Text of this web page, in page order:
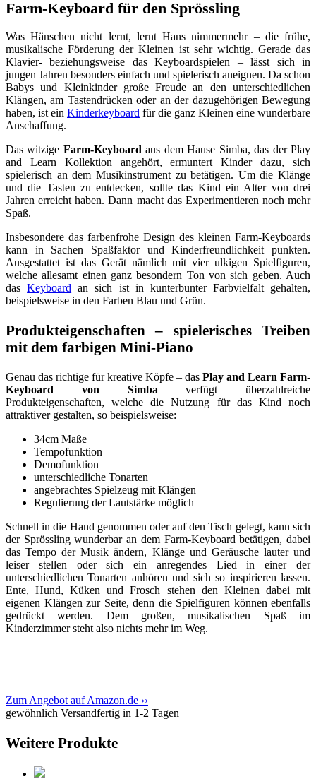
Farm-Keyboard für den Sprössling
Was Hänschen nicht lernt, lernt Hans nimmermehr – die frühe,
musikalische Förderung der Kleinen ist sehr wichtig. Gerade das
Klavier- beziehungsweise das Keyboardspielen – lässt sich in
jungen Jahren besonders einfach und spielerisch aneignen. Da schon
Babys und Kleinkinder große Freude an den unterschiedlichen
Klängen, am Tastendrücken oder an der dazugehörigen Bewegung
haben, ist ein Kinderkeyboard für die ganz Kleinen eine wunderbare
Anschaffung.
Das witzige Farm-Keyboard aus dem Hause Simba, das der Play
and Learn Kollektion angehört, ermuntert Kinder dazu, sich
spielerisch an dem Musikinstrument zu betätigen. Um die Klänge
und die Tasten zu entdecken, sollte das Kind ein Alter von drei
Jahren erreicht haben. Dann macht das Experimentieren noch mehr
Spaß.
Insbesondere das farbenfrohe Design des kleinen Farm-Keyboards
kann in Sachen Spaßfaktor und Kinderfreundlichkeit punkten.
Ausgestattet ist das Gerät nämlich mit vier ulkigen Spielfiguren,
welche allesamt einen ganz besondern Ton von sich geben. Auch
dasKeyboard an sich ist in kunterbunter Farbvielfalt gehalten,
beispielsweise in den Farben Blau und Grün.
Produkteigenschaften – spielerisches Treiben
mit dem farbigen Mini-Piano
Genau das richtige für kreative Köpfe – das Play and Learn Farm-
Keyboard von Simba verfügt überzahlreiche
Produkteigenschaften, welche die Nutzung für das Kind noch
attraktiver gestalten, so beispielsweise:
34cm Maße
Tempofunktion
Demofunktion
unterschiedliche Tonarten
angebrachtes Spielzeug mit Klängen
Regulierung der Lautstärke möglich
Schnell in die Hand genommen oder auf den Tisch gelegt, kann sich
der Sprössling wunderbar an dem Farm-Keyboard betätigen, dabei
das Tempo der Musik ändern, Klänge und Geräusche lauter und
leiser stellen oder sich ein anregendes Lied in einer der
unterschiedlichen Tonarten anhören und sich so inspirieren lassen.
Ente, Hund, Küken und Frosch stehen den Kleinen dabei mit
eigenen Klängen zur Seite, denn die Spielfiguren können ebenfalls
gedrückt werden. Dem großen, musikalischen Spaß im
Kinderzimmer steht also nichts mehr im Weg.
Zum Angebot auf Amazon.de ››
gewöhnlich Versandfertig in 1-2 Tagen
Weitere Produkte